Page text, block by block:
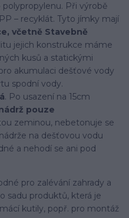
Při výrobě
– recyklát. Tyto jímky mají
včetně Stavebně
jejich konstrukce máme
kusů a statickými
akumulaci dešťové vody
spodní vody.
. Po usazení na 15cm
pouze
zeminou, nebetonuje se
na dešťovou vodu
a nehodí se ani pod
pro zalévání zahrady a
sadu produktů, která je
kutily, popř. pro montáž